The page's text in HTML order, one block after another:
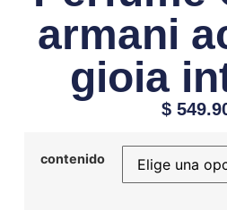
armani
gioia
$
contenido